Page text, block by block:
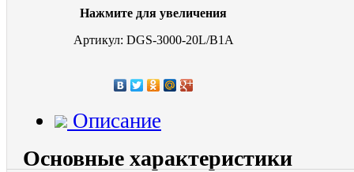
Нажмите для увеличения
Артикул: DGS-3000-20L/B1A
Описание
Основные характеристики